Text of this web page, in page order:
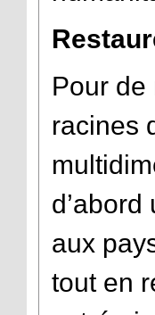
Pour de
racines
aux
tout en